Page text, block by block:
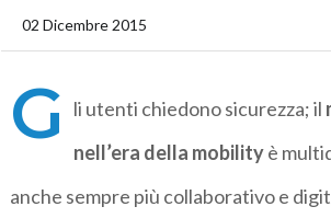
02 Dicembre 2015
G li utenti chiedono sicurezza; il
nell’era della mobilityè
anche sempre più collaborativo e